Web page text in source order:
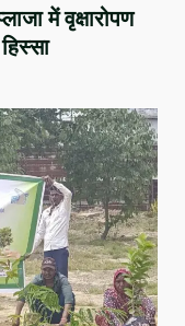
में वृक्षारोपण